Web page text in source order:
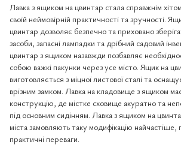
Лавка з ящиком на цвинтар стала справжнім
своїй неймовірній практичності та зручності.
цвинтар дозволяє безпечно та приховано
засоби, запасні лампадки та дрібний садовий
цвинтар з ящиком назавжди позбавляє
собою важкі пакунки через усе місто. Ящик на
виготовляється з міцної листової сталі та
врізним замком. Лавка на кладовище з ящиком
конструкцію, де містке сховище акуратно та
під основним сидінням. Лавка з ящиком на
міста замовляють таку модифікацію найчастіше,
практичні переваги.